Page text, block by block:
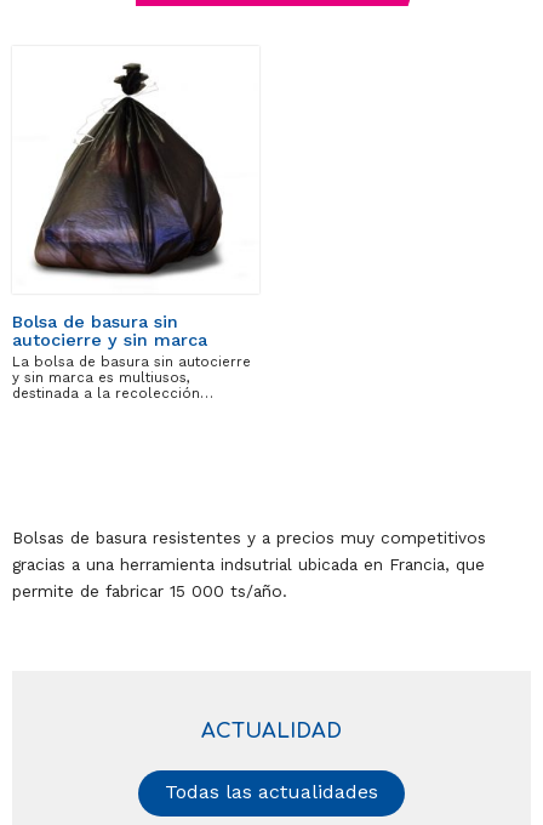
Bolsa de basura sin
autocierre y sin marca
La bolsa de basura sin autocierre
y sin marca es multiusos,
destinada a la recolección…
Bolsas de basura resistentes y a precios muy competitivos
gracias a una herramienta indsutrial ubicada en Francia, que
permite de fabricar 15 000 ts/año.
ACTUALIDAD
Todas las actualidades